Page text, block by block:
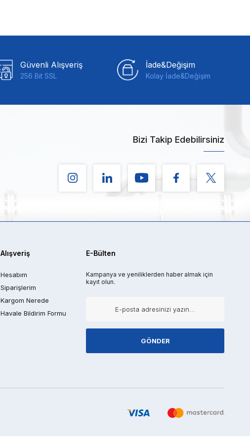
Güvenli Alışveriş
256 Bit SSL
İade&Değişim
Kolay İade&Değişim
Bizi Takip Edebilirsiniz
Alışveriş
Hesabım
Siparişlerim
Kargom Nerede
Havale Bildirim Formu
E-Bülten
Kampanya ve yeniliklerden haber almak için
kayıt olun.
GÖNDER